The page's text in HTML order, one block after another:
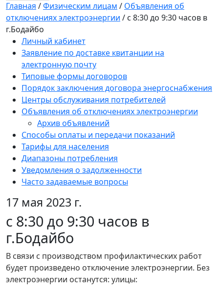
Главная /Физическим лицам / Объявления об
отключениях электроэнергии / с 8:30 до 9:30 часов в
г.Бодайбо
Личный кабинет
Заявление по доставке квитанции на
электронную почту
Типовые формы договоров
Порядок заключения договора энергоснабжения
Центры обслуживания потребителей
Объявления об отключениях электроэнергии
Архив объявлений
Способы оплаты и передачи показаний
Тарифы для населения
Диапазоны потребления
Уведомления о задолженности
Часто задаваемые вопросы
17 мая 2023 г.
с 8:30 до 9:30 часов в
г.Бодайбо
В связи с производством профилактических работ
будет произведено отключение электроэнергии. Без
электроэнергии останутся: улицы: